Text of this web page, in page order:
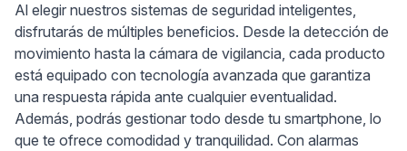
Al elegir nuestros sistemas de seguridad inteligentes,
disfrutarás de múltiples beneficios. Desde la detección de
movimiento hasta la cámara de vigilancia, cada producto
está equipado con tecnología avanzada que garantiza
una respuesta rápida ante cualquier eventualidad.
Además, podrás gestionar todo desde tu smartphone, lo
que te ofrece comodidad y tranquilidad. Con alarmas